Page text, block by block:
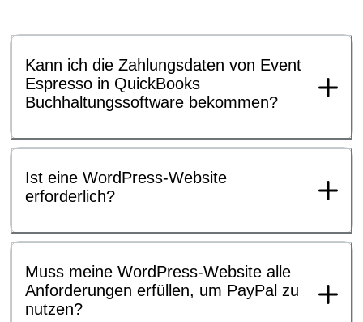
Kann ich die Zahlungsdaten von Event
Espresso in QuickBooks
Buchhaltungssoftware bekommen?
Ist eine WordPress-Website
erforderlich?
Muss meine WordPress-Website alle
Anforderungen erfüllen, um PayPal zu
nutzen?